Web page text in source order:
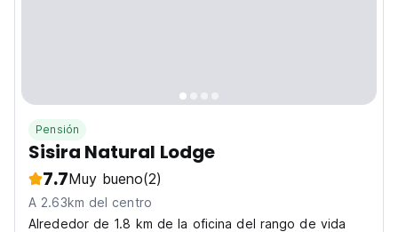
Pensión
Sisira Natural Lodge
7.7Muy bueno(2)
A 2.63km del centro
Alrededor de 1.8 km de la oficina del rango de vida